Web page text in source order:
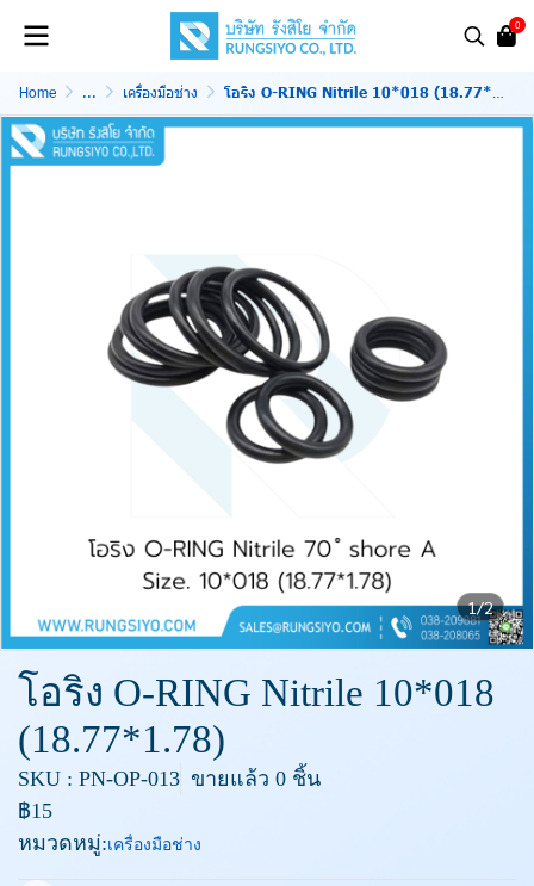
0
Home ... เครื่องมือช่าง โอริง O-RING Nitrile 10*018 (18.77*1.78)
1/2
โอริง O-RING Nitrile 10*018
(18.77*1.78)
SKU : PN-OP-013 ขายแล้ว 0 ชิ้น
฿15
หมวดหมู่:เครื่องมือช่าง